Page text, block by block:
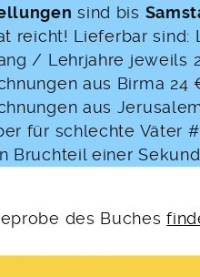
sind bis
reicht! Lieferbar sind:
/ Lehrjahre jeweils
aus Birma 24
aus
für schlechte Väter
Bruchteil einer
des Buches